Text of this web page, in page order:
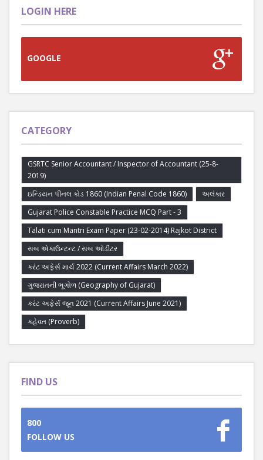
LOGIN HERE
GOOGLE
CATEGORY
GSRTC Senior Accountant / Inspector of Accountant (25-8-
2019)
ઇન્ડિયન પીનલ કોડ 1860 (Indian Penal Code 1860)
અલંકાર
Gujarat Police Constable Practice MCQ Part - 3
Talati cum Mantri Exam Paper (23-02-2014) Rajkot District
સબ એકાઉન્ટન્ટ / સબ ઓડીટર
કરંટ અફેર્સ માર્ચ 2022 (Current Affairs March 2022)
ગુજરાતની ભૂગોળ (Geography of Gujarat)
કરંટ અફેર્સ જૂન 2021 (Current Affairs June 2021)
કહેવત (Proverb)
FIND US
800
FOLLOW US